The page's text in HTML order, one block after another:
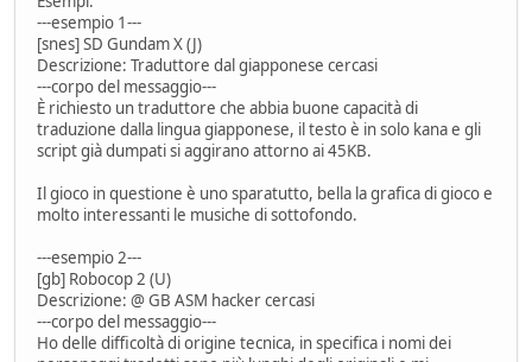
---esempio 1---
[snes] SD Gundam X (J)
Descrizione: Traduttore dal giapponese cercasi
---corpo del messaggio---
È richiesto un traduttore che abbia buone capacità di
traduzione dalla lingua giapponese, il testo è in solo kana e gli
script già dumpati si aggirano attorno ai 45KB.
Il gioco in questione è uno sparatutto, bella la grafica di gioco e
molto interessanti le musiche di sottofondo.
---esempio 2---
[gb] Robocop 2 (U)
Descrizione: @ GB ASM hacker cercasi
---corpo del messaggio---
Ho delle difficoltà di origine tecnica, in specifica i nomi dei